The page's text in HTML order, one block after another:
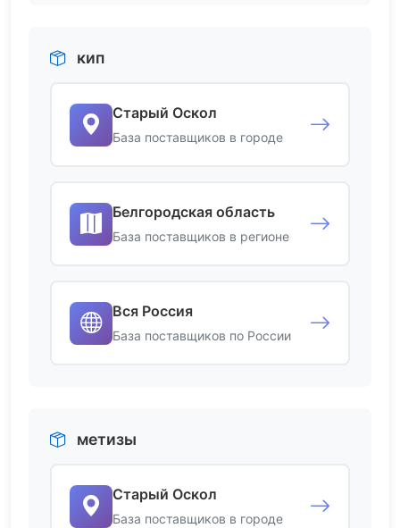
кип
Старый Оскол
База поставщиков в городе
Белгородская область
База поставщиков в регионе
Вся Россия
База поставщиков по России
метизы
Старый Оскол
База поставщиков в городе